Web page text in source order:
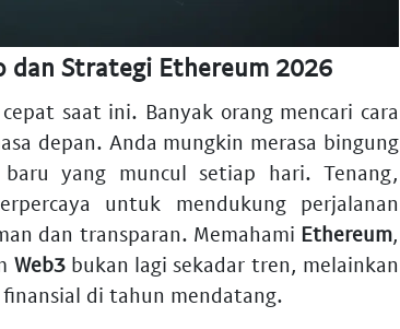
dan Strategi Ethereum 2026
saat ini. Banyak orang mencari cara
depan. Anda mungkin merasa bingung
yang muncul setiap hari. Tenang,
untuk mendukung perjalanan
dan transparan. Memahami Ethereum,
Web3bukan lagi sekadar tren, melainkan
di tahun mendatang.